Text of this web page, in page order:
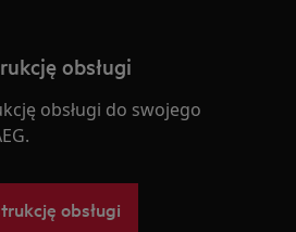
obsługi
obsługi do swojego
obsługi